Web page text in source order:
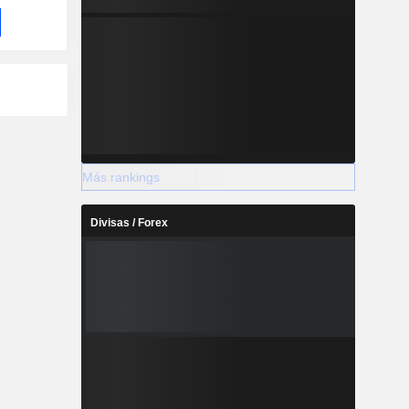
Más rankings
Divisas / Forex